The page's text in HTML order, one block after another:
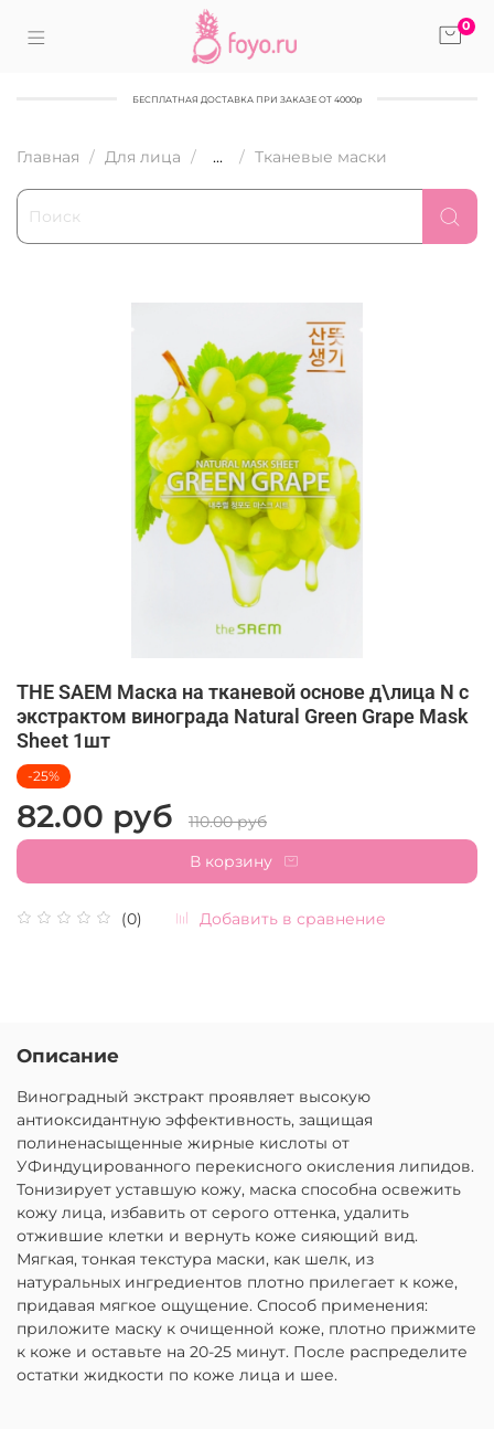
0
БЕСПЛАТНАЯ ДОСТАВКА ПРИ ЗАКАЗЕ ОТ 4000р
Главная Для лица ... Тканевые маски
THE SAEM Маска на тканевой основе д\лица N с
экстрактом винограда Natural Green Grape Mask
Sheet 1шт
(0) Добавить в сравнение
-25%
82.00 руб
110.00 руб
В корзину
Описание
Виноградный экстракт проявляет высокую
антиоксидантную эффективность, защищая
полиненасыщенные жирные кислоты от
УФиндуцированного перекисного окисления липидов.
Тонизирует уставшую кожу, маска способна освежить
кожу лица, избавить от серого оттенка, удалить
отжившие клетки и вернуть коже сияющий вид.
Мягкая, тонкая текстура маски, как шелк, из
натуральных ингредиентов плотно прилегает к коже,
придавая мягкое ощущение. Способ применения:
приложите маску к очищенной коже, плотно прижмите
к коже и оставьте на 20-25 минут. После распределите
остатки жидкости по коже лица и шее.